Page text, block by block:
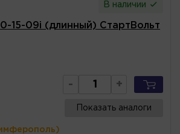
В наличии
15-09i (длинный) СтартВольт
- +
Показать аналоги